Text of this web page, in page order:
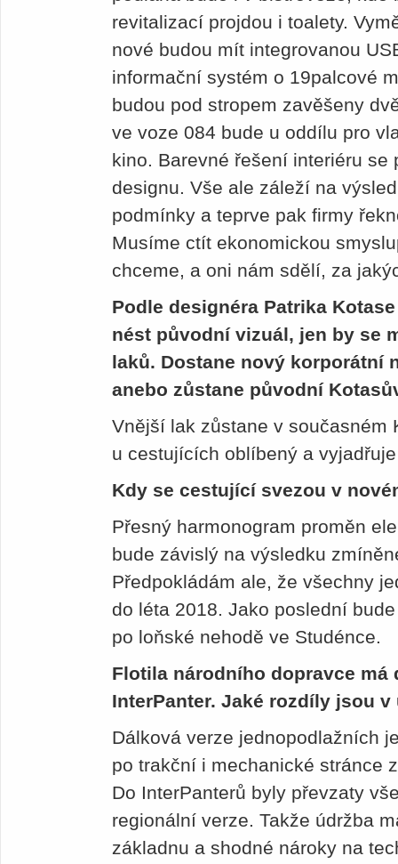
revitalizací projdou i toalety.
nové budou mít integrovanou
informační systém o 19palcové
budou pod stropem zavěšeny
ve voze 084 bude u oddílu pro
kino. Barevné řešení interiéru
designu. Vše ale záleží na
podmínky a teprve pak firmy
Musíme ctít ekonomickou
chceme, a oni nám sdělí, za
Podle designéra Patrika
nést původní vizuál, jen by se
laků. Dostane nový korporátní
anebo zůstane původní
Vnější lak zůstane v současném
u cestujících oblíbený a
Kdy se cestující svezou v
Přesný harmonogram proměn
bude závislý na výsledku
Předpokládám ale, že všechny
do léta 2018. Jako poslední
po loňské nehodě ve Studénce.
Flotila národního dopravce má
InterPanter. Jaké rozdíly jsou
Dálková verze jednopodlažních
po trakční i mechanické stránce
Do InterPanterů byly převzaty
regionální verze. Takže údržba
základnu a shodné nároky na